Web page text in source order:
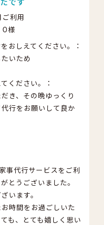
利用
様
おしえてください。：
いため
ください。：
き、その晩ゆっくり
行をお願いして良か
事代行サービスをご利
とうございました。
います。
時間をお過ごしいた
も、とても嬉しく思い